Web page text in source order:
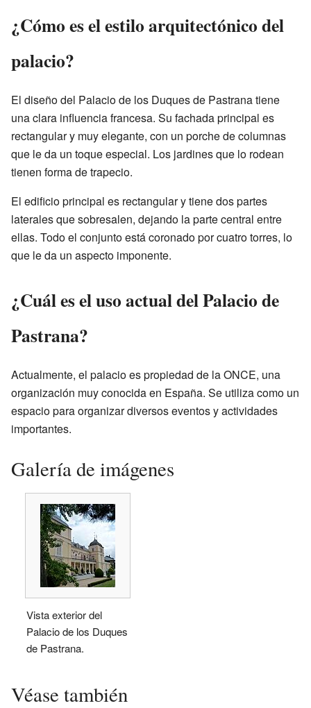
¿Cómo es el estilo arquitectónico del
palacio?
El diseño del Palacio de los Duques de Pastrana tiene
una clara influencia francesa. Su fachada principal es
rectangular y muy elegante, con un porche de columnas
que le da un toque especial. Los jardines que lo rodean
tienen forma de trapecio.
El edificio principal es rectangular y tiene dos partes
laterales que sobresalen, dejando la parte central entre
ellas. Todo el conjunto está coronado por cuatro torres, lo
que le da un aspecto imponente.
¿Cuál es el uso actual del Palacio de
Pastrana?
Actualmente, el palacio es propiedad de la ONCE, una
organización muy conocida en España. Se utiliza como un
espacio para organizar diversos eventos y actividades
importantes.
Galería de imágenes
Vista exterior del
Palacio de los Duques
de Pastrana.
Véase también